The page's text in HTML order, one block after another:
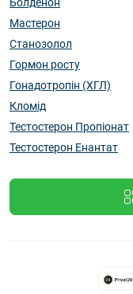
Мастерон
Станозолол
Гормон росту
Гонадотропін (ХГЛ)
Кломід
Тестостерон Пропіонат
Тестостерон Енантат